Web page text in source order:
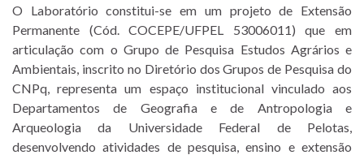
O Laboratório constitui-se em um projeto de Extensão
Permanente (Cód. COCEPE/UFPEL 53006011) que em
articulação com o Grupo de Pesquisa Estudos Agrários e
Ambientais, inscrito no Diretório dos Grupos de Pesquisa do
CNPq, representa um espaço institucional vinculado aos
Departamentos de Geografia e de Antropologia e
Arqueologia da Universidade Federal de Pelotas,
desenvolvendo atividades de pesquisa, ensino e extensão